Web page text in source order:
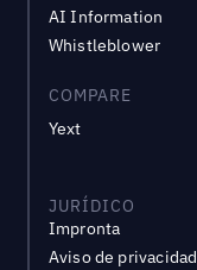
AI Information
Whistleblower
COMPARE
Yext
JURÍDICO
Impronta
Aviso de privacidad